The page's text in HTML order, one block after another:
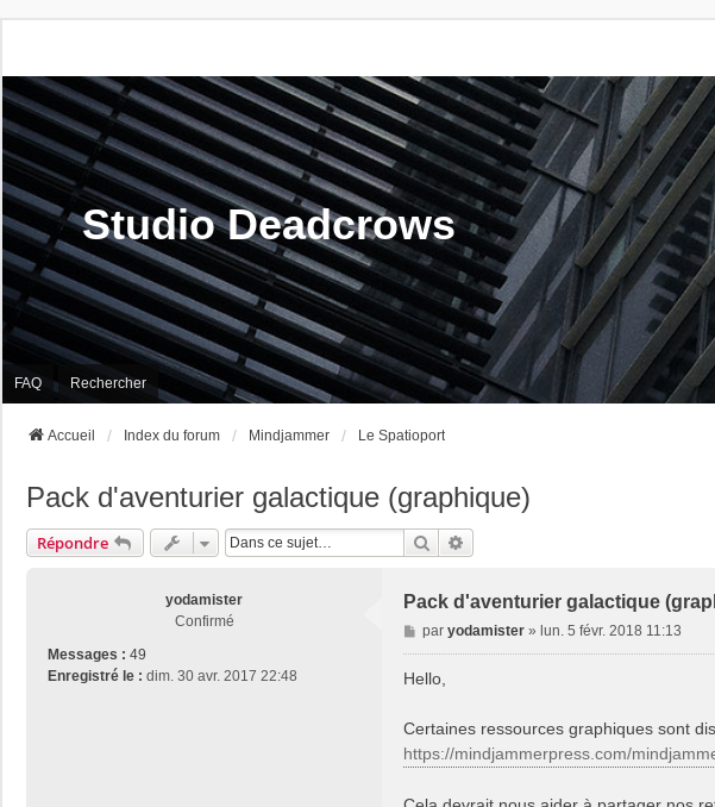
Studio Deadcrows
FAQ Rechercher
Accueil Index du forum Mindjammer Le Spatioport
Pack d'aventurier galactique (graphique)
Répondre Rechercher
yodamister
Confirmé
Messages : 49
Enregistré le : dim. 30 avr. 2017 22:48
Pack d'aventurier galactique
M
e
g
e
par yodamister» lun. 5 févr. 2018 11:13
Hello,
Certaines ressources graphiques sont
https://mindjammerpress.com/